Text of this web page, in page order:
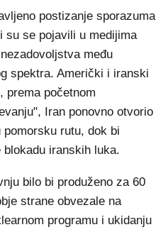
postizanje sporazuma
su se pojavili u medijima
među
spektra. Američki i iranski
prema početnom
Iran ponovno otvorio
rutu, dok bi
iranskih luka.
bilo bi produženo za 60
strane obvezale na
programu i ukidanju